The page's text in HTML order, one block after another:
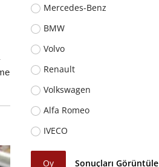
Mercedes-Benz
BMW
Volvo
Renault
Volkswagen
Alfa Romeo
IVECO
Oy Sonuçları Görüntüle